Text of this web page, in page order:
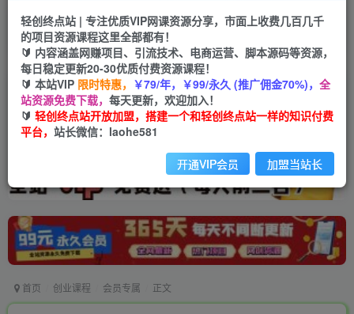
投稿专区 免费
教程必须完整详细
APP下载
Down
首页 创业课程 会员专属 正文
轻创终点站 | 专注优质VIP网课资源分享，市面上收费几百几千
的项目资源课程这里全部都有！
🔰 内容涵盖网赚项目、引流技术、电商运营、脚本源码等资源，
每日稳定更新20-30优质付费资源课程！
🔰 本站VIP 限时特惠， ￥79/年，￥99/永久 (推广佣金70%)， 全
站资源免费下载， 每天更新，欢迎加入！
🔰 轻创终点站开放加盟，搭建一个和轻创终点站一样的知识付费
平台， 站长微信：laohe581
开通VIP会员 加盟当站长